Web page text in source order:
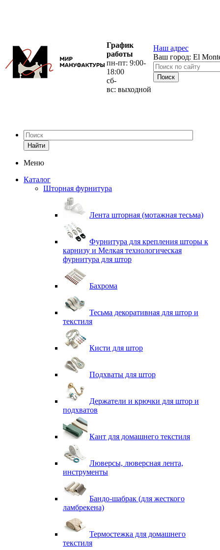
График
работы
пн-пт: 9:00-
18:00
сб-
вс: выходной
Наш адрес
Ваш город: El
Найти
Меню
Каталог
Шторная фурнитура
Лента шторная (мотажная тесьма)
Фурнитура для крепления шторы к
карнизу и Мелкая технологическая
фурнитура для штор
Бахрома
Тесьма декоративная для штор и
текстиля
Кисти для штор
Подхваты для штор
Держатели и крючки для штор и
подхватов
Кант для домашнего текстиля
Люверсы, люверсная лента,
инструменты
Бандо-шабрак (для жесткого
ламбрекена)
Термостежка для домашнего
текстиля